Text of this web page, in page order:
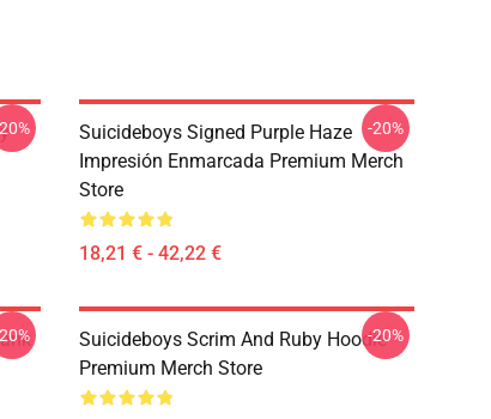
Suicideboys Signed Purple Haze
Impresión Enmarcada Premium Merch
Store
18,21 € - 42,22 €
-20%
Suicideboys Scrim And Ruby Hoodie
Premium Merch Store
-20%